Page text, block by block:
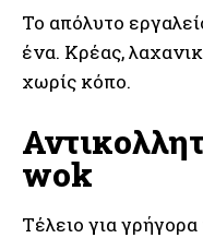
Το απόλυτο
ένα. Κρέας,
χωρίς κόπο.
wok
Τέλειο για